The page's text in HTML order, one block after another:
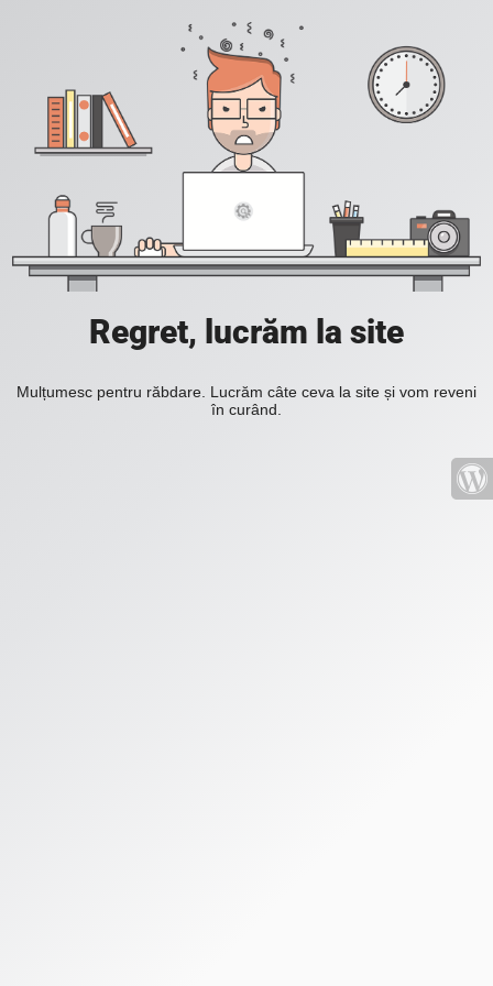
Regret, lucrăm la site
Mulțumesc pentru răbdare. Lucrăm câte ceva la site și vom reveni
în curând.